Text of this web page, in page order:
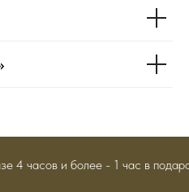
и более - 1 час в подарок